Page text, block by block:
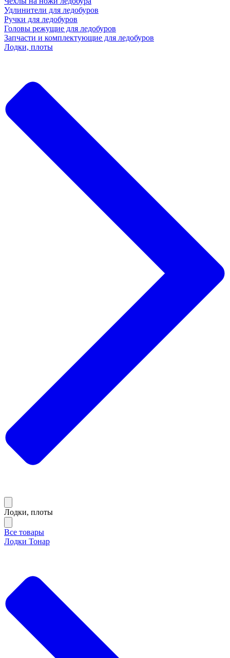
Удлинители для ледобуров
Ручки для ледобуров
Головы режущие для ледобуров
Запчасти и комплектующие для ледобуров
Лодки, плоты
Лодки, плоты
Все товары
Лодки Тонар